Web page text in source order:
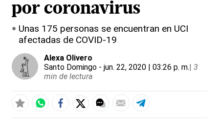
por coronavirus
Unas 175 personas se encuentran en UCI
afectadas de COVID-19
Alexa Olivero
Santo Domingo - jun. 22, 2020 | 03:26 p. m.| 3
min de lectura